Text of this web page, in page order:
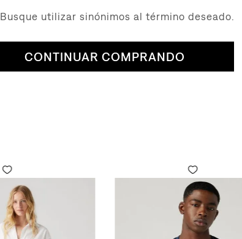
Busque utilizar sinónimos al término deseado.
CONTINUAR COMPRANDO